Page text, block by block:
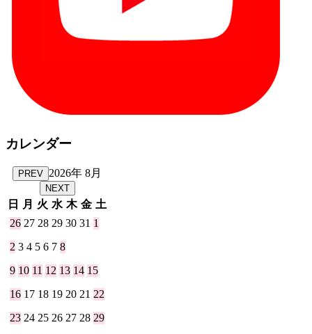
カレンダー
PREV 2026年 8月
NEXT
日 月 火 水 木 金 土
26 27 28 29 30 31 1
2 3 4 5 6 7 8
9 10 11 12 13 14 15
16 17 18 19 20 21 22
23 24 25 26 27 28 29